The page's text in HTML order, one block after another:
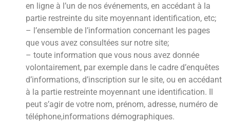
en ligne à l’un de nos événements, en accédant à la
partie restreinte du site moyennant identification, etc;
– l’ensemble de l’information concernant les pages
que vous avez consultées sur notre site;
– toute information que vous nous avez donnée
volontairement, par exemple dans le cadre d’enquêtes
d’informations, d’inscription sur le site, ou en accédant
à la partie restreinte moyennant une identification. Il
peut s’agir de votre nom, prénom, adresse, numéro de
téléphone,informations démographiques.